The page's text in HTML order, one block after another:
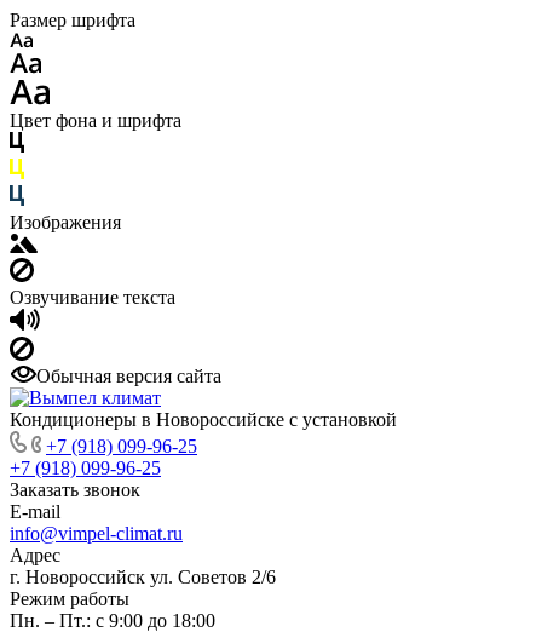
Размер шрифта
Цвет фона и шрифта
Изображения
Озвучивание текста
Обычная версия сайта
Кондиционеры в Новороссийске с установкой
+7 (918) 099-96-25
+7 (918) 099-96-25
Заказать звонок
E-mail
info@vimpel-climat.ru
Адрес
г. Новороссийск ул. Советов 2/6
Режим работы
Пн. – Пт.: с 9:00 до 18:00